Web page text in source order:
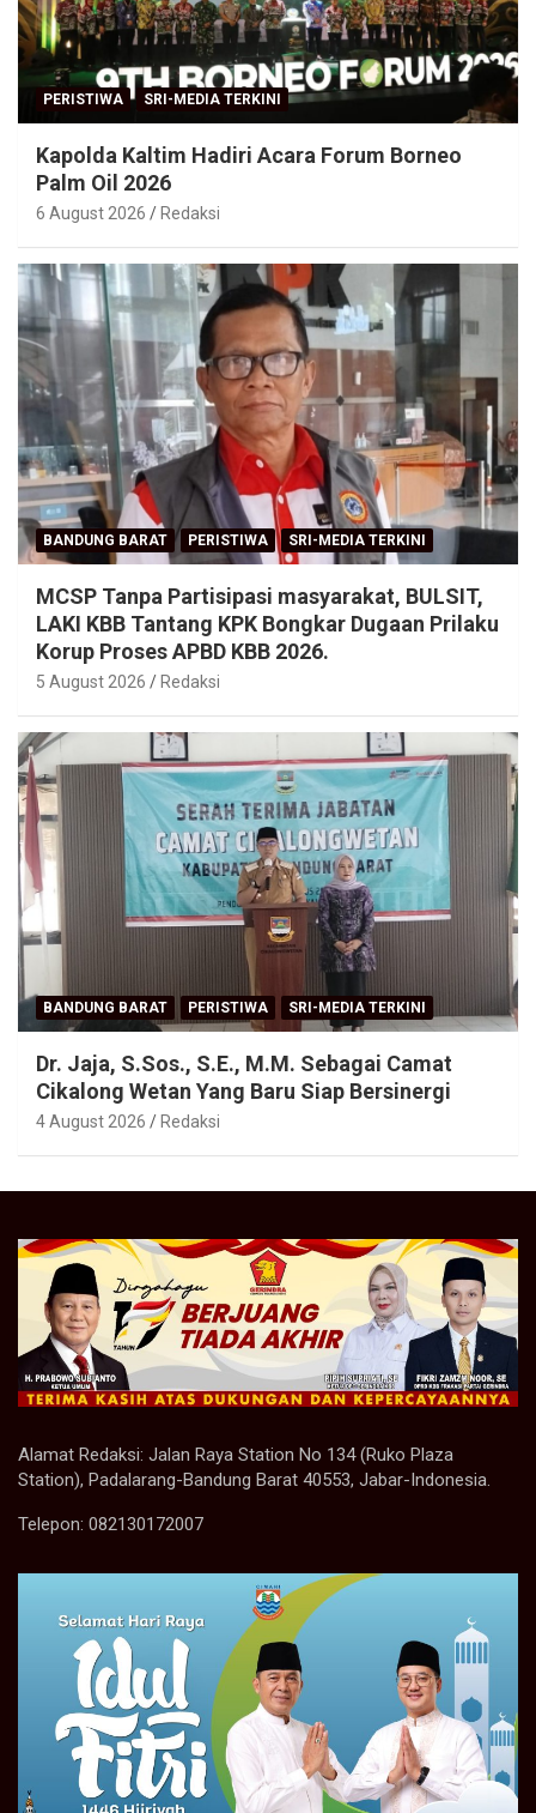
PERISTIWA SRI-MEDIA TERKINI
Kapolda Kaltim Hadiri Acara Forum Borneo
Palm Oil 2026
6 August 2026 Redaksi
BANDUNG BARAT PERISTIWA SRI-MEDIA TERKINI
MCSP Tanpa Partisipasi masyarakat, BULSIT,
LAKI KBB Tantang KPK Bongkar Dugaan Prilaku
Korup Proses APBD KBB 2026.
5 August 2026 Redaksi
BANDUNG BARAT PERISTIWA SRI-MEDIA TERKINI
Dr. Jaja, S.Sos., S.E., M.M. Sebagai Camat
Cikalong Wetan Yang Baru Siap Bersinergi
4 August 2026 Redaksi
Alamat Redaksi: Jalan Raya Station No 134 (Ruko Plaza
Station), Padalarang-Bandung Barat 40553, Jabar-Indonesia.
Telepon: 082130172007